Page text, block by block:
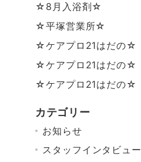
☆8月入浴剤☆
☆平塚営業所☆
☆ケアプロ21はだの☆
☆ケアプロ21はだの☆
☆ケアプロ21はだの☆
カテゴリー
お知らせ
スタッフインタビュー